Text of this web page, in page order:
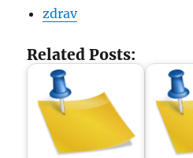
zdrav
Related Posts: